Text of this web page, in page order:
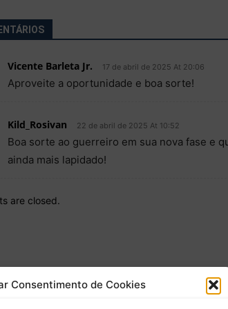
Consentimento de Cookies
Vicente Barleta Jr. 17 de abril de 2025 At 20:06
Aproveite a oportunidade e boa sorte!
Kild_Rosivan 22 de abril de 2025 At 10:52
Boa sorte ao guerreiro em sua nova fase e
ainda mais lapidado!
are closed.